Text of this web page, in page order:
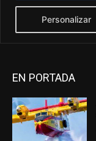
EN PORTADA